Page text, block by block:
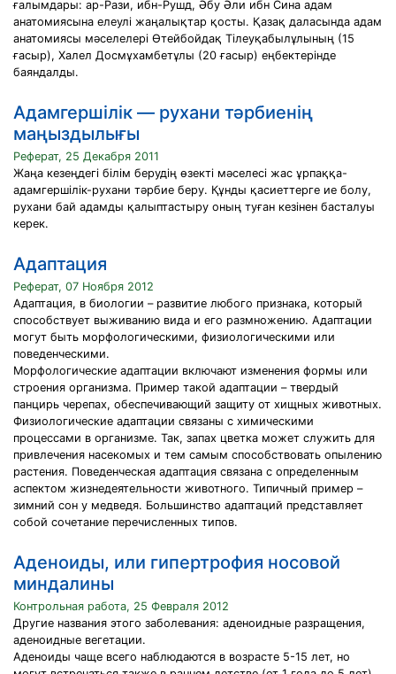
ғалымдары: ар-Рази, ибн-Рушд, Әбу Әли ибн Сина адам
анатомиясына елеулі жаңалықтар қосты. Қазақ даласында адам
анатомиясы мәселелері Өтейбойдақ Тілеуқабылұлының (15
ғасыр), Халел Досмұхамбетұлы (20 ғасыр) еңбектерінде
баяндалды.
Адамгершілік — рухани тәрбиенің
маңыздылығы
Реферат, 25 Декабря 2011
Жаңа кезеңдегі білім берудің өзекті мәселесі жас ұрпаққа-
адамгершілік-рухани тәрбие беру. Құнды қасиеттерге ие болу,
рухани бай адамды қалыптастыру оның туған кезінен басталуы
керек.
Адаптация
Реферат, 07 Ноября 2012
Адаптация, в биологии – развитие любого признака, который
способствует выживанию вида и его размножению. Адаптации
могут быть морфологическими, физиологическими или
поведенческими.
Морфологические адаптации включают изменения формы или
строения организма. Пример такой адаптации – твердый
панцирь черепах, обеспечивающий защиту от хищных животных.
Физиологические адаптации связаны с химическими
процессами в организме. Так, запах цветка может служить для
привлечения насекомых и тем самым способствовать опылению
растения. Поведенческая адаптация связана с определенным
аспектом жизнедеятельности животного. Типичный пример –
зимний сон у медведя. Большинство адаптаций представляет
собой сочетание перечисленных типов.
Аденоиды, или гипертрофия носовой
миндалины
Контрольная работа, 25 Февраля 2012
Другие названия этого заболевания: аденоидные разращения,
аденоидные вегетации.
Аденоиды чаще всего наблюдаются в возрасте 5-15 лет, но